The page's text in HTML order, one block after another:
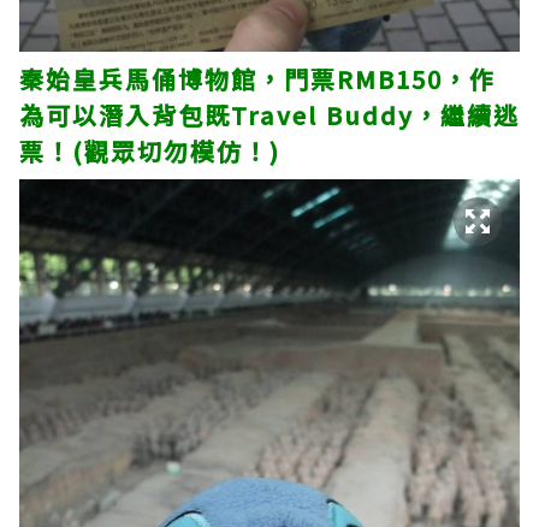
秦始皇兵馬俑博物館，門票RMB150，作
為可以潛入背包既Travel Buddy，繼續逃
票！(觀眾切勿模仿！)